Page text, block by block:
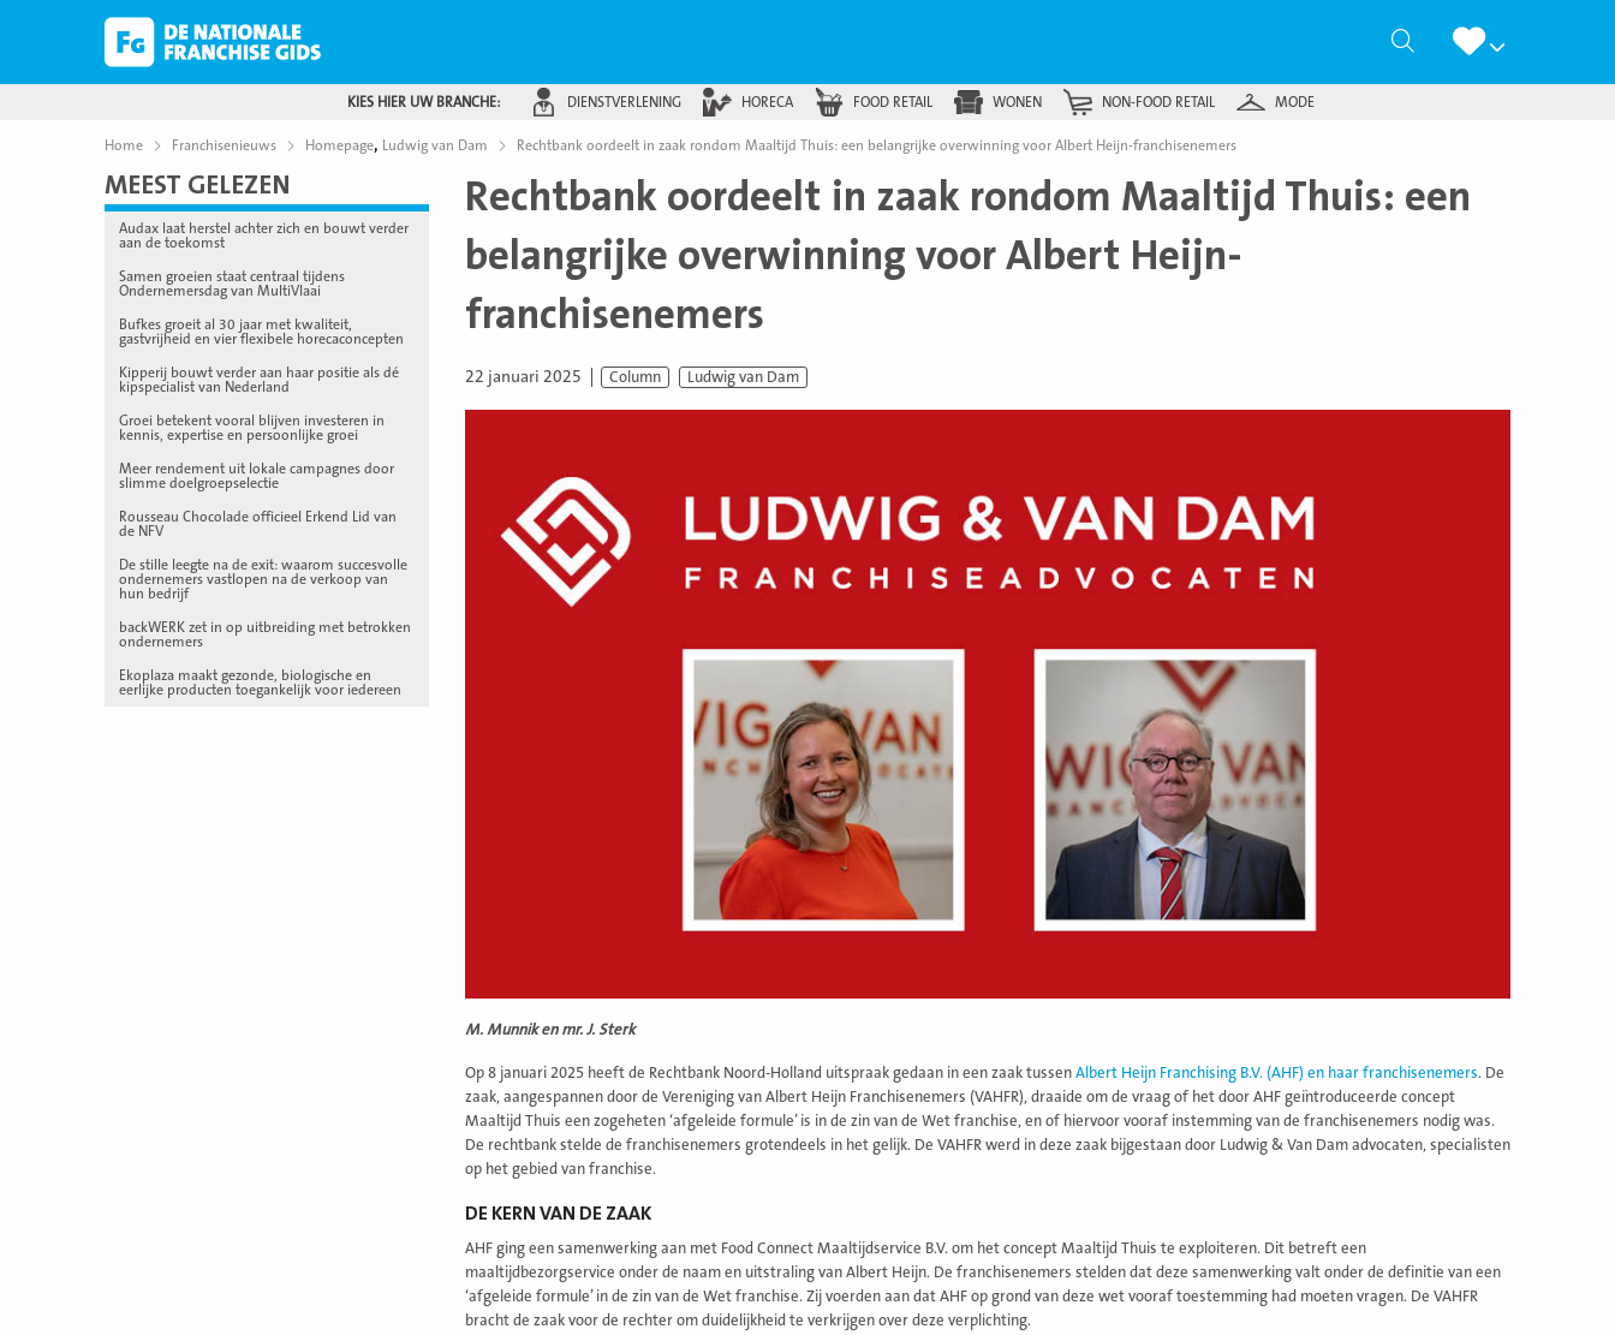
Zoeken
KIES HIER UW BRANCHE: DIENSTVERLENING HORECA FOOD RETAIL WONEN NON-FOOD RETAIL MODE
Home Franchisenieuws Homepage, Ludwig van Dam Rechtbank oordeelt in zaak rondom Maaltijd Thuis: een belangrijke overwinning voor Albert Heijn-franchisenemers
MEEST GELEZEN
Audax laat herstel achter zich en bouwt verder
aan de toekomst
Samen groeien staat centraal tijdens
Ondernemersdag van MultiVlaai
Bufkes groeit al 30 jaar met kwaliteit,
gastvrijheid en vier flexibele horecaconcepten
Kipperij bouwt verder aan haar positie als dé
kipspecialist van Nederland
Groei betekent vooral blijven investeren in
kennis, expertise en persoonlijke groei
Meer rendement uit lokale campagnes door
slimme doelgroepselectie
Rousseau Chocolade officieel Erkend Lid van
de NFV
De stille leegte na de exit: waarom succesvolle
ondernemers vastlopen na de verkoop van
hun bedrijf
backWERK zet in op uitbreiding met betrokken
ondernemers
Ekoplaza maakt gezonde, biologische en
eerlijke producten toegankelijk voor iedereen
Rechtbank oordeelt in zaak rondom Maaltijd Thuis: een
belangrijke overwinning voor Albert Heijn-
franchisenemers
22 januari 2025 Column Ludwig van Dam
M. Munnik en mr. J. Sterk
Op 8 januari 2025 heeft de Rechtbank Noord-Holland uitspraak gedaan in een zaak tussen Albert Heijn Franchising B.V. (AHF) en haar franchisenemers. De
zaak, aangespannen door de Vereniging van Albert Heijn Franchisenemers (VAHFR), draaide om de vraag of het door AHF geïntroduceerde concept
Maaltijd Thuis een zogeheten ‘afgeleide formule’ is in de zin van de Wet franchise, en of hiervoor vooraf instemming van de franchisenemers nodig was.
De rechtbank stelde de franchisenemers grotendeels in het gelijk. De VAHFR werd in deze zaak bijgestaan door Ludwig & Van Dam advocaten, specialisten
op het gebied van franchise.
DE KERN VAN DE ZAAK
AHF ging een samenwerking aan met Food Connect Maaltijdservice B.V. om het concept Maaltijd Thuis te exploiteren. Dit betreft een
maaltijdbezorgservice onder de naam en uitstraling van Albert Heijn. De franchisenemers stelden dat deze samenwerking valt onder de definitie van een
‘afgeleide formule’ in de zin van de Wet franchise. Zij voerden aan dat AHF op grond van deze wet vooraf toestemming had moeten vragen. De VAHFR
bracht de zaak voor de rechter om duidelijkheid te verkrijgen over deze verplichting.